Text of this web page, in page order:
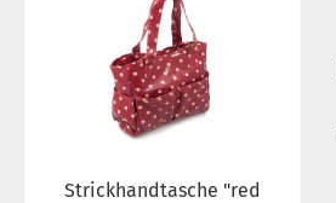
Strickhandtasche "red